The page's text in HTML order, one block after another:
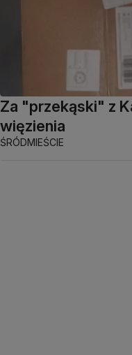
Za "przekąski" z
więzienia
ŚRÓDMIEŚCIE